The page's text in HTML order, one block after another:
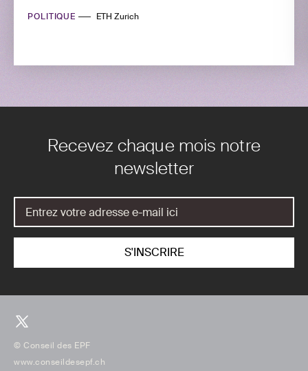
POLITIQUE ETH Zurich
Recevez chaque mois notre
newsletter
© Conseil des EPF
www.conseildesepf.ch